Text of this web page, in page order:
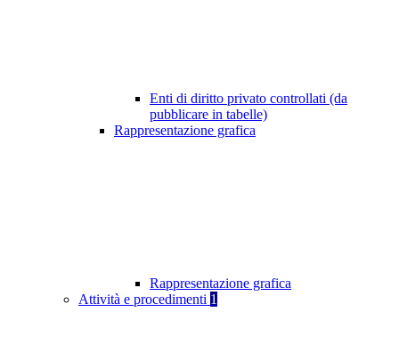
Enti di diritto privato controllati (da
pubblicare in tabelle)
Rappresentazione grafica
Rappresentazione grafica
Attività e procedimenti 1